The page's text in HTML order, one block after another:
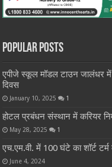
Popular Posts
एपीजे स्कूल मॉडल टाउन जालंधर में
दिवस
January 10, 2025 1
होटल प्रबंधन संस्थान में करियर
May 28, 2025 1
एच.एम.वी. में 100 घंटे का शॉर्ट टर्म
June 4, 2024